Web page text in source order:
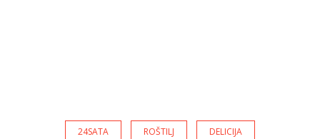
24SATA ROŠTILJ DELICIJA